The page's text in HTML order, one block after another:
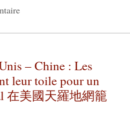
– Chine : Les
leur toile pour un
在美國天羅地網籠